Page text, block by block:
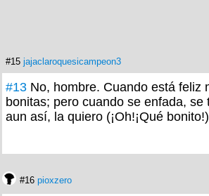
#15 jajaclaroquesicampeon3
#13 No, hombre. Cuando está feliz
bonitas; pero cuando se enfada, se
aun así, la quiero (¡Oh!¡Qué bonito!)
#16 pioxzero